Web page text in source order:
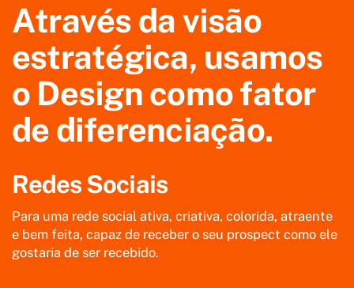
Através da visão
estratégica, usamos
o Design como fator
de diferenciação.
Redes Sociais
Para uma rede social ativa, criativa, colorida, atraente
e bem feita, capaz de receber o seu prospect como ele
gostaria de ser recebido.